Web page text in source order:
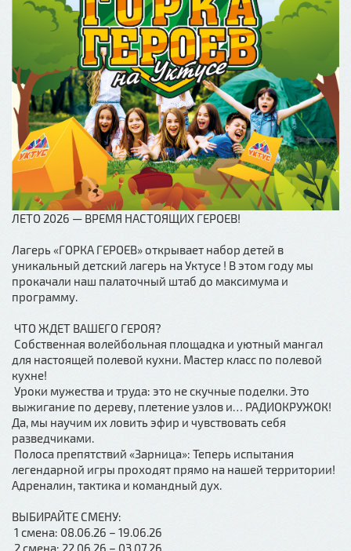
ЛЕТО 2026 — ВРЕМЯ НАСТОЯЩИХ ГЕРОЕВ!
Лагерь «ГОРКА ГЕРОЕВ» открывает набор детей в
уникальный детский лагерь на Уктусе ! В этом году мы
прокачали наш палаточный штаб до максимума и
программу.
ЧТО ЖДЕТ ВАШЕГО ГЕРОЯ?
Собственная волейбольная площадка и уютный мангал
для настоящей полевой кухни. Мастер класс по полевой
кухне!
Уроки мужества и труда: это не скучные поделки. Это
выжигание по дереву, плетение узлов и… РАДИОКРУЖОК!
Да, мы научим их ловить эфир и чувствовать себя
разведчиками.
Полоса препятствий «Зарница»: Теперь испытания
легендарной игры проходят прямо на нашей территории!
Адреналин, тактика и командный дух.
ВЫБИРАЙТЕ СМЕНУ:
1 смена: 08.06.26 – 19.06.26
2 смена: 22.06.26 – 03.07.26